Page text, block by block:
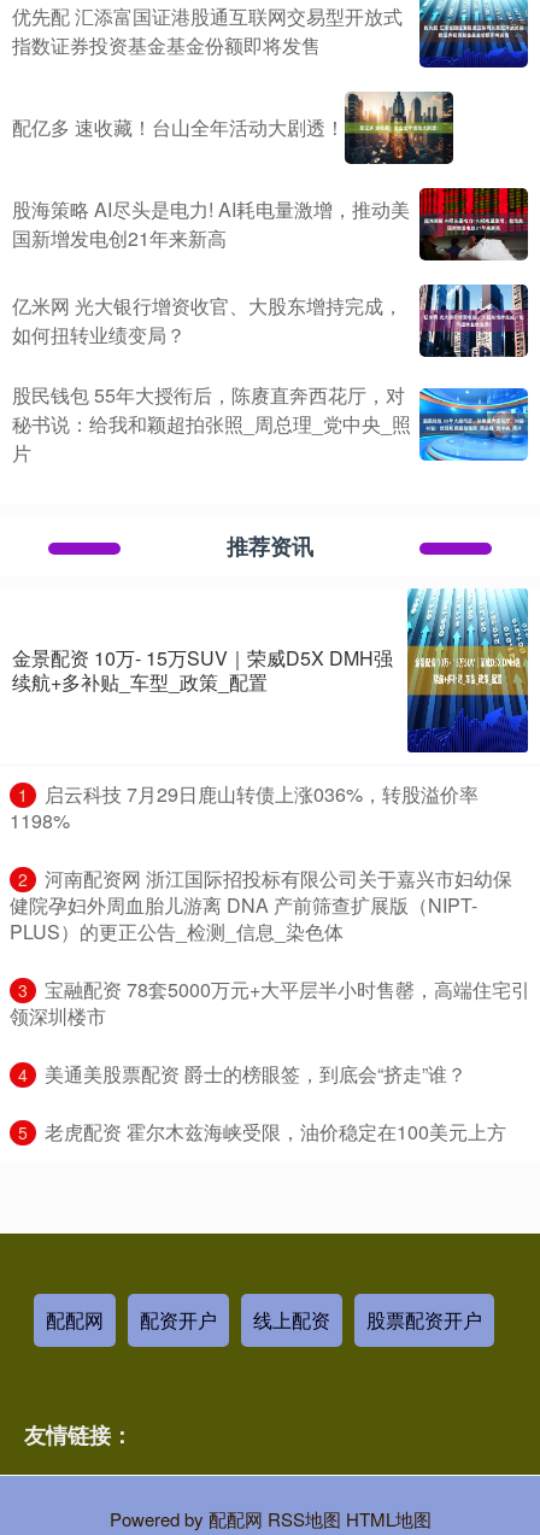
优先配 汇添富国证港股通互联网交易型开放式
指数证券投资基金基金份额即将发售
配亿多 速收藏！台山全年活动大剧透！
股海策略 AI尽头是电力! AI耗电量激增，推动美
国新增发电创21年来新高
亿米网 光大银行增资收官、大股东增持完成，
如何扭转业绩变局？
股民钱包 55年大授衔后，陈赓直奔西花厅，对
秘书说：给我和颖超拍张照_周总理_党中央_照
片
推荐资讯
金景配资 10万- 15万SUV｜荣威D5X DMH强
续航+多补贴_车型_政策_配置
1
​启云科技 7月29日鹿山转债上涨036%，转股溢价率
1198%
2
​河南配资网 浙江国际招投标有限公司关于嘉兴市妇幼保
健院孕妇外周血胎儿游离 DNA 产前筛查扩展版（NIPT-
PLUS）的更正公告_检测_信息_染色体
3
​宝融配资 78套5000万元+大平层半小时售罄，高端住宅引
领深圳楼市
4 ​美通美股票配资 爵士的榜眼签，到底会“挤走”谁？
5 ​老虎配资 霍尔木兹海峡受限，油价稳定在100美元上方
配配网 配资开户 线上配资 股票配资开户
友情链接：
Powered by 配配网 RSS地图 HTML地图